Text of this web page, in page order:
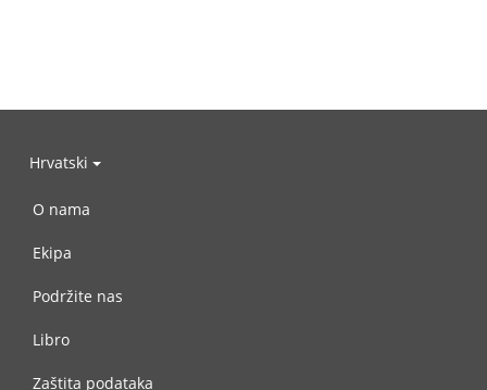
Hrvatski
O nama
Ekipa
Podržite nas
Libro
Zaštita podataka